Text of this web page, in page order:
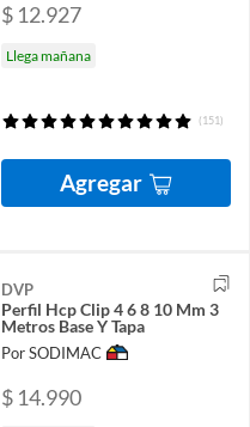
$ 12.927
Llega mañana
(151)
Agregar
DVP
Perfil Hcp Clip 4 6 8 10 Mm 3
Metros Base Y Tapa
Por SODIMAC
$ 14.990